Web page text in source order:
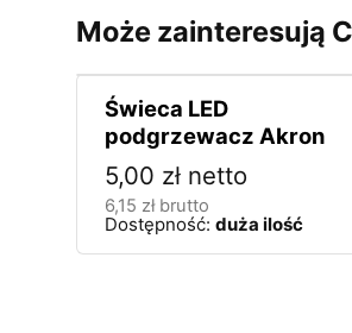
Może zainteresują
Świeca LED
podgrzewacz Akron
5,00 zł netto
6,15 złbrutto
Dostępność: duża ilość